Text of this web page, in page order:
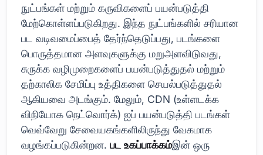
நுட்பங்கள் மற்றும் கருவிகளைப் பயன்படுத்தி
மேற்கொள்ளப்படுகிறது. இந்த நுட்பங்களில் சரியான
பட வடிவமைப்பைத் தேர்ந்தெடுப்பது, படங்களை
பொருத்தமான அளவுகளுக்கு மறுஅளவிடுவது,
சுருக்க வழிமுறைகளைப் பயன்படுத்துதல் மற்றும்
தற்காலிக சேமிப்பு உத்திகளை செயல்படுத்துதல்
ஆகியவை அடங்கும். மேலும், CDN (உள்ளடக்க
விநியோக நெட்வொர்க்) ஐப் பயன்படுத்தி படங்கள்
வெவ்வேறு சேவையகங்களிலிருந்து வேகமாக
வழங்கப்படுகின்றன. பட உகப்பாக்கம்இன் ஒரு